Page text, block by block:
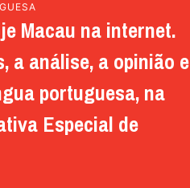
Macau na internet.
a análise, a opinião e
portuguesa, na
Especial de